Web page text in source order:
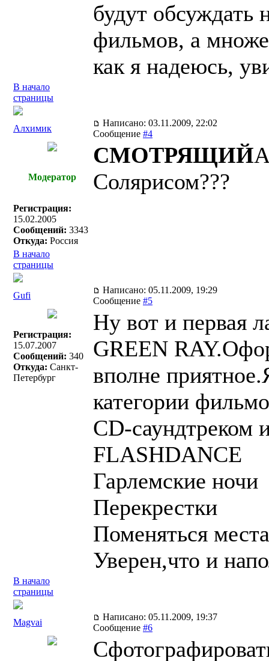
будут обсуждать
фильмов, а
как я надеюсь,
В начало
страницы
Алхимик
Написано: 03.11.2009, 22:02
Сообщение #4
Модератор
Регистрация:
15.02.2005
Сообщений: 3343
Откуда: Россия
СМОТРЯЩИЙ
Солярисом???
В начало
страницы
Gufi
Написано: 05.11.2009, 19:29
Сообщение #5
Регистрация:
15.07.2007
Сообщений: 340
Откуда: Санкт-
Петербург
Ну вот и первая
GREEN
вполне
категории
CD-саундтреком
FLASHDANCE
Гарлемские ночи
Перекрестки
Поменяться
Уверен,что и
В начало
страницы
Magvai
Написано: 05.11.2009, 19:37
Сообщение #6